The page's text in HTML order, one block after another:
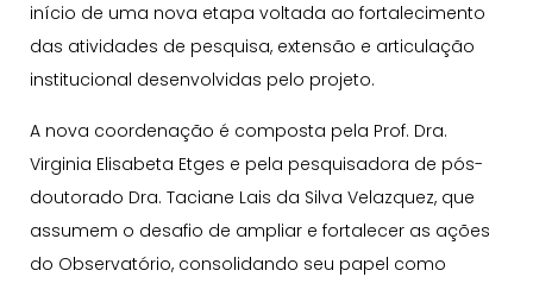
início de uma nova etapa voltada ao fortalecimento
das atividades de pesquisa, extensão e articulação
institucional desenvolvidas pelo projeto.
A nova coordenação é composta pela Prof. Dra.
Virginia Elisabeta Etges e pela pesquisadora de pós-
doutorado Dra. Taciane Lais da Silva Velazquez, que
assumem o desafio de ampliar e fortalecer as ações
do Observatório, consolidando seu papel como